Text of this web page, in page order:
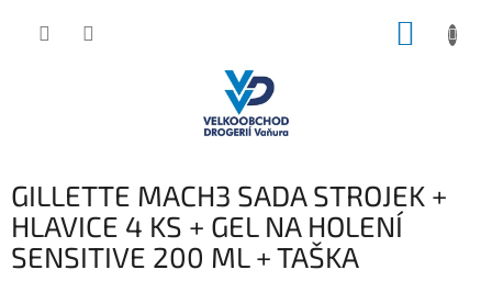
GILLETTE MACH3 SADA STROJEK +
HLAVICE 4 KS + GEL NA HOLENÍ
SENSITIVE 200 ML + TAŠKA